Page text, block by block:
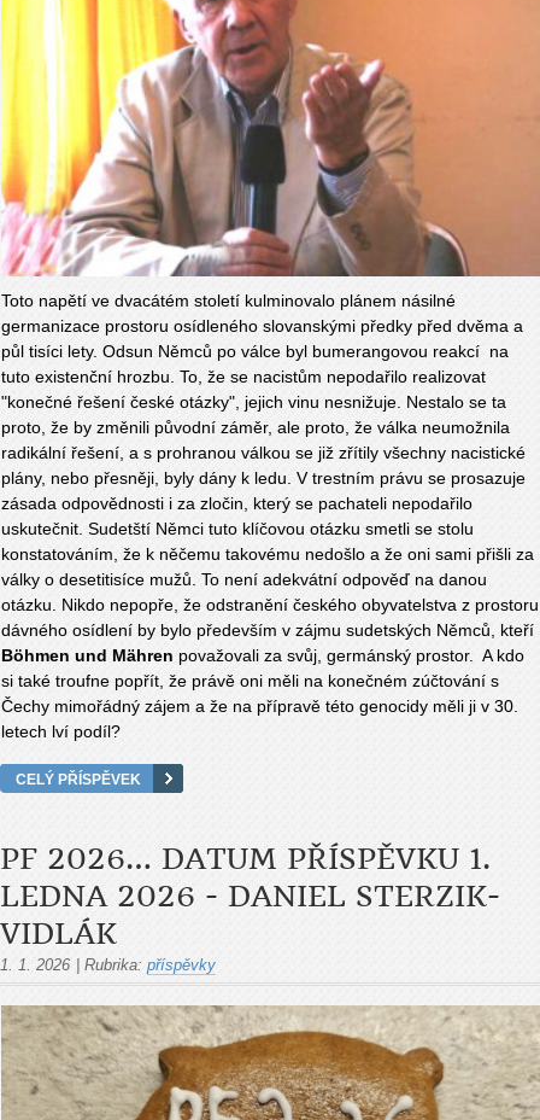
Toto napětí ve dvacátém století kulminovalo plánem násilné
germanizace prostoru osídleného slovanskými předky před dvěma a
půl tisíci lety. Odsun Němců po válce byl bumerangovou reakcí na
tuto existenční hrozbu. To, že se nacistům nepodařilo realizovat
"konečné řešení české otázky", jejich vinu nesnižuje. Nestalo se ta
proto, že by změnili původní záměr, ale proto, že válka neumožnila
radikální řešení, a s prohranou válkou se již zřítily všechny nacistické
plány, nebo přesněji, byly dány k ledu. V trestním právu se prosazuje
zásada odpovědnosti i za zločin, který se pachateli nepodařilo
uskutečnit. Sudetští Němci tuto klíčovou otázku smetli se stolu
konstatováním, že k něčemu takovému nedošlo a že oni sami přišli za
války o desetitisíce mužů. To není adekvátní odpověď na danou
otázku. Nikdo nepopře, že odstranění českého obyvatelstva z prostoru
dávného osídlení by bylo především v zájmu sudetských Němců, kteří
Böhmen und Mähren považovali za svůj, germánský prostor. A kdo
si také troufne popřít, že právě oni měli na konečném zúčtování s
Čechy mimořádný zájem a že na přípravě této genocidy měli ji v 30.
letech lví podíl?
CELÝ PŘÍSPĚVEK
PF 2026… DATUM PŘÍSPĚVKU 1.
LEDNA 2026 - DANIEL STERZIK-
VIDLÁK
1. 1. 2026 | Rubrika: příspěvky